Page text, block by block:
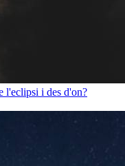
l'eclipsi i des d'on?